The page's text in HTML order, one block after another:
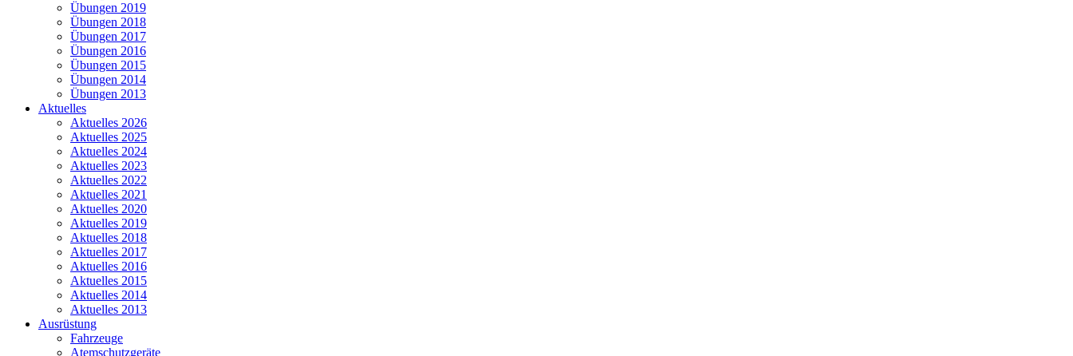
Übungen 2019
Übungen 2018
Übungen 2017
Übungen 2016
Übungen 2015
Übungen 2014
Übungen 2013
Aktuelles
Aktuelles 2026
Aktuelles 2025
Aktuelles 2024
Aktuelles 2023
Aktuelles 2022
Aktuelles 2021
Aktuelles 2020
Aktuelles 2019
Aktuelles 2018
Aktuelles 2017
Aktuelles 2016
Aktuelles 2015
Aktuelles 2014
Aktuelles 2013
Ausrüstung
Fahrzeuge
Atemschutzgeräte